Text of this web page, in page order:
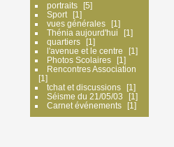
portraits
5
Sport
1
vues générales
1
Thénia aujourd'hui
1
quartiers
1
l'avenue et le centre
1
Photos Scolaires
1
Rencontres Association
1
tchat et discussions
1
Séisme du 21/05/03
1
Carnet événements
1